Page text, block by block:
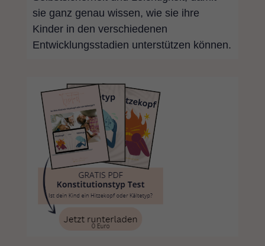
sie ganz genau wissen, wie sie ihre
Kinder in den verschiedenen
Entwicklungsstadien unterstützen können.